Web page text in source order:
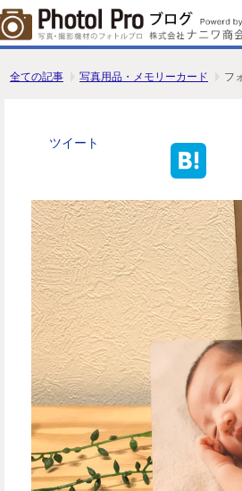
全ての記事 写真用品・メモリーカード フ
ツイート